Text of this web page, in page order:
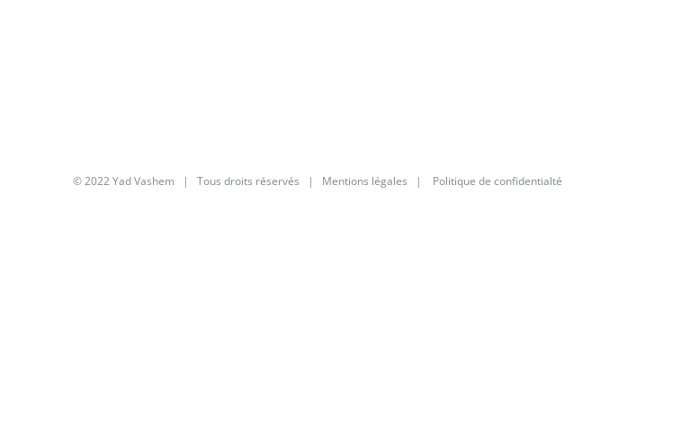
© 2022 Yad Vashem | Tous droits réservés | Mentions légales | Politique de confidentialté